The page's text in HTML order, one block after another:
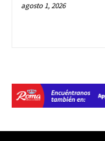
agosto 1, 2026